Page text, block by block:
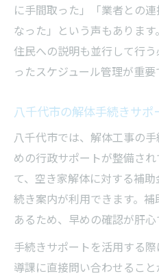
に手間取った」「業者との
なった」という声もありま
住民への説明も並行して行
ったスケジュール管理が重要
八千代市の解体手続きサポ
八千代市では、解体工事の
めの行政サポートが整備さ
て、空き家解体に対する補
続き案内が利用できます。
あるため、早めの確認が肝心
手続きサポートを活用する
導課に直接問い合わせること